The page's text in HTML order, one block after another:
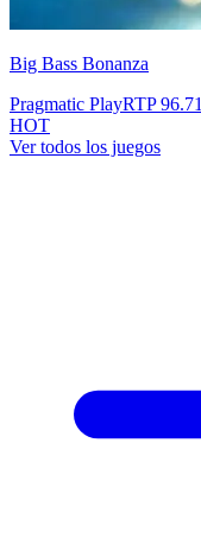
Big Bass Bonanza
Pragmatic PlayRTP96.71
HOT
Ver todos los juegos